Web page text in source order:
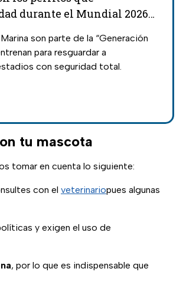
durante el Mundial 2026
son parte de la “Generación
para resguardar a
con seguridad total.
tu mascota
tomar en cuenta lo siguiente:
con el veterinariopues algunas
y exigen el uso de
, por lo que es indispensable que